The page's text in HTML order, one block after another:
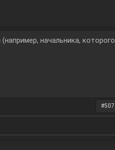
начальника, которого
#507